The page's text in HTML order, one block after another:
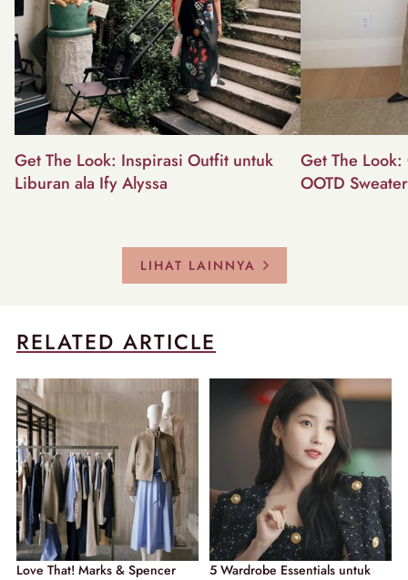
Get The Look: Inspirasi Outfit untuk
Liburan ala Ify Alyssa
Get The
OOTD
LIHAT LAINNYA
RELATED ARTICLE
Love That! Marks & Spencer
5 Wardrobe Essentials untuk